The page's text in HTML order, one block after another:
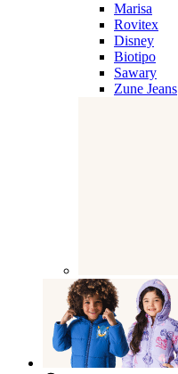
Marisa
Rovitex
Disney
Biotipo
Sawary
Zune Jeans